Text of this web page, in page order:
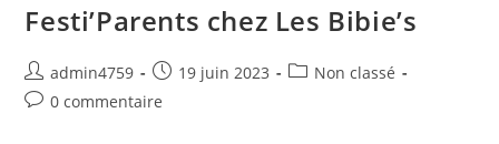
Festi’Parents chez Les Bibie’s
admin4759 19 juin 2023
Non classé
0 commentaire